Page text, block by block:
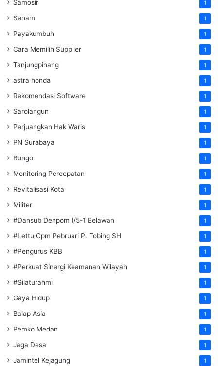
Samosir 1
Senam 1
Payakumbuh 1
Cara Memilih Supplier 1
Tanjungpinang 1
astra honda 1
Rekomendasi Software 1
Sarolangun 1
Perjuangkan Hak Waris 1
PN Surabaya 1
Bungo 1
Monitoring Percepatan 1
Revitalisasi Kota 1
Militer 1
#Dansub Denpom I/5-1 Belawan 1
#Lettu Cpm Pebruari P. Tobing SH 1
#Pengurus KBB 1
#Perkuat Sinergi Keamanan Wilayah 1
#Silaturahmi 1
Gaya Hidup 1
Balap Asia 1
Pemko Medan 1
Jaga Desa 1
Jamintel Kejagung 1